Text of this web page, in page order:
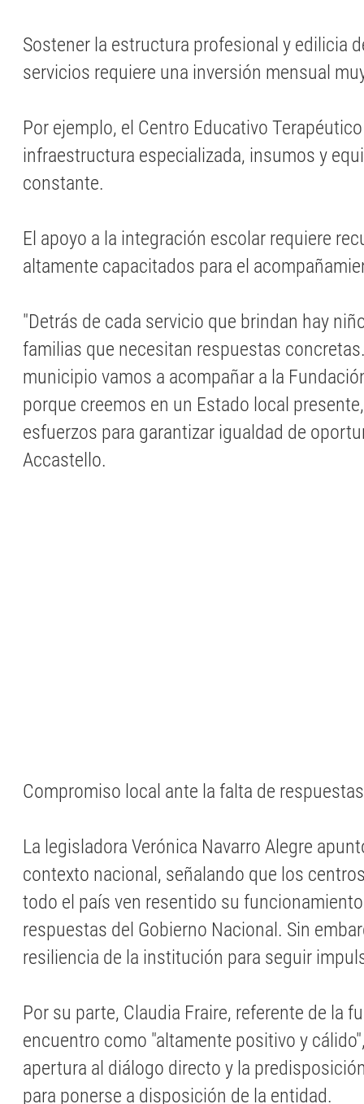
Sostener la estructura profesional y edilicia
servicios requiere una inversión mensual
Por ejemplo, el Centro Educativo
infraestructura especializada, insumos y
constante.
El apoyo a la integración escolar requiere
altamente capacitados para el
"Detrás de cada servicio que brindan hay
familias que necesitan respuestas
municipio vamos a acompañar a la
porque creemos en un Estado local
esfuerzos para garantizar igualdad de
Accastello.
Compromiso local ante la falta de
La legisladora Verónica Navarro Alegre
contexto nacional, señalando que los
todo el país ven resentido su
respuestas del Gobierno Nacional. Sin
resiliencia de la institución para seguir
Por su parte, Claudia Fraire, referente de la
encuentro como "altamente positivo y
apertura al diálogo directo y la
para ponerse a disposición de la entidad.